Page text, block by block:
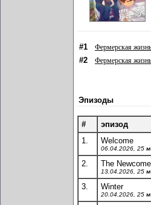
#1 Фермерская
#2
Фермерская
Эпизоды
# эпизод
1.
Welcome
06.04.2026, 25
2. The
13.04.2026, 25
3. Winter
20.04.2026, 25